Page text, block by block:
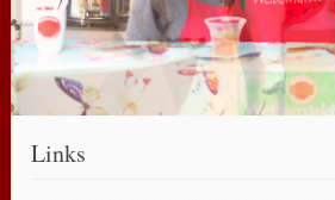
Links